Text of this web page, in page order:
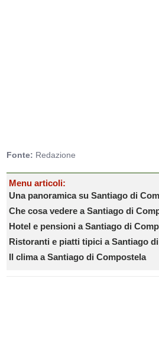
Fonte: Redazione
Menu articoli:
Una panoramica su Santiago di
Che cosa vedere a Santiago di
Hotel e pensioni a Santiago di
Ristoranti e piatti tipici a Santiago
Il clima a Santiago di Compostela